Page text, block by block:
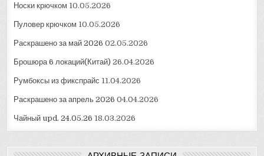
Носки крючком 10.05.2026
Пуловер крючком 10.05.2026
Раскрашено за май 2026 02.05.2026
Брошюра 6 локаций(Китай) 26.04.2026
Румбоксы из фикспрайс 11.04.2026
Раскрашено за апрель 2026 04.04.2026
Чайный upd. 24.05.26 18.03.2026